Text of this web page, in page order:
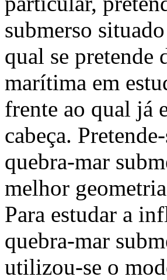
submerso
qual se
marítima em
frente ao qual já
cabeça.
quebra-mar
melhor
Para estudar a
quebra-mar
utilizou-se o